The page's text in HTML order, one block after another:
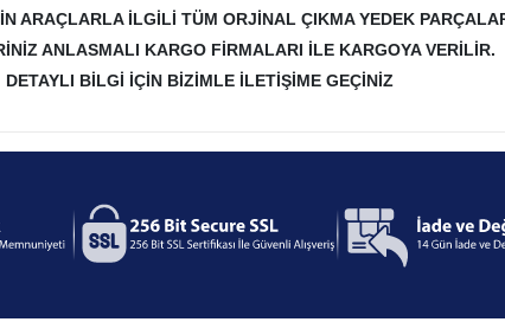
ARAÇLARLA İLGİLİ TÜM ORJİNAL ÇIKMA YEDEK
ANLASMALI KARGO FİRMALARI İLE KARGOYA VERİLİR.
DETAYLI BİLGİ İÇİN BİZİMLE İLETİŞİME GEÇİNİZ.